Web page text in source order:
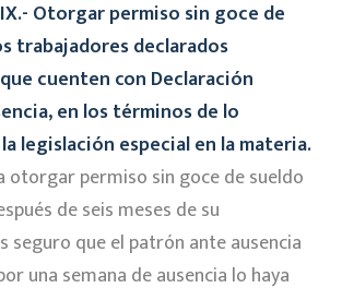
Otorgar permiso sin goce de
trabajadores declarados
cuenten con Declaración
en los términos de lo
legislación especial en la materia.
otorgar permiso sin goce de sueldo
de seis meses de su
seguro que el patrón ante ausencia
una semana de ausencia lo haya